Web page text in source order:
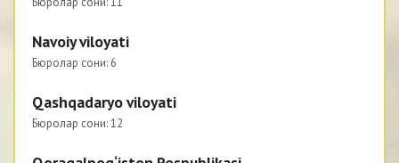
Navoiy viloyati
Бюролар сони: 6
Qashqadaryo viloyati
Бюролар сони:12